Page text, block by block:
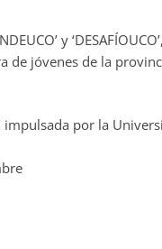
y
de jóvenes de la
por la